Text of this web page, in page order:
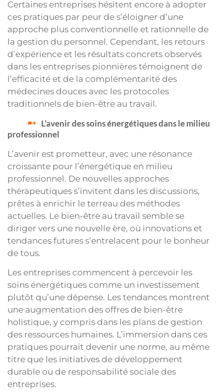
Certaines entreprises hésitent encore à adopter
ces pratiques par peur de s’éloigner d’une
approche plus conventionnelle et rationnelle de
la gestion du personnel. Cependant, les retours
d’expérience et les résultats concrets observés
dans les entreprises pionnières témoignent de
l’efficacité et de la complémentarité des
médecines douces avec les protocoles
traditionnels de bien-être au travail.
L’avenir des soins énergétiques dans le milieu
professionnel
L’avenir est prometteur, avec une résonance
croissante pour l’énergétique en milieu
professionnel. De nouvelles approches
thérapeutiques s’invitent dans les discussions,
prêtes à enrichir le terreau des méthodes
actuelles. Le bien-être au travail semble se
diriger vers une nouvelle ère, où innovations et
tendances futures s’entrelacent pour le bonheur
de tous.
Les entreprises commencent à percevoir les
soins énergétiques comme un investissement
plutôt qu’une dépense. Les tendances montrent
une augmentation des offres de bien-être
holistique, y compris dans les plans de gestion
des ressources humaines. L’immersion dans ces
pratiques pourrait devenir une norme, au même
titre que les initiatives de développement
durable ou de responsabilité sociale des
entreprises.